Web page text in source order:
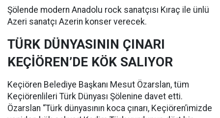
Şölende modern Anadolu rock sanatçısı Kıraç ile ünlü
Azeri sanatçı Azerin konser verecek.
TÜRK DÜNYASININ ÇINARI
KEÇİÖREN’DE KÖK SALIYOR
Keçiören Belediye Başkanı Mesut Özarslan, tüm
Keçiörenlileri Türk Dünyası Şölenine davet etti.
Özarslan “Türk dünyasının koca çınarı, Keçiören’imizde